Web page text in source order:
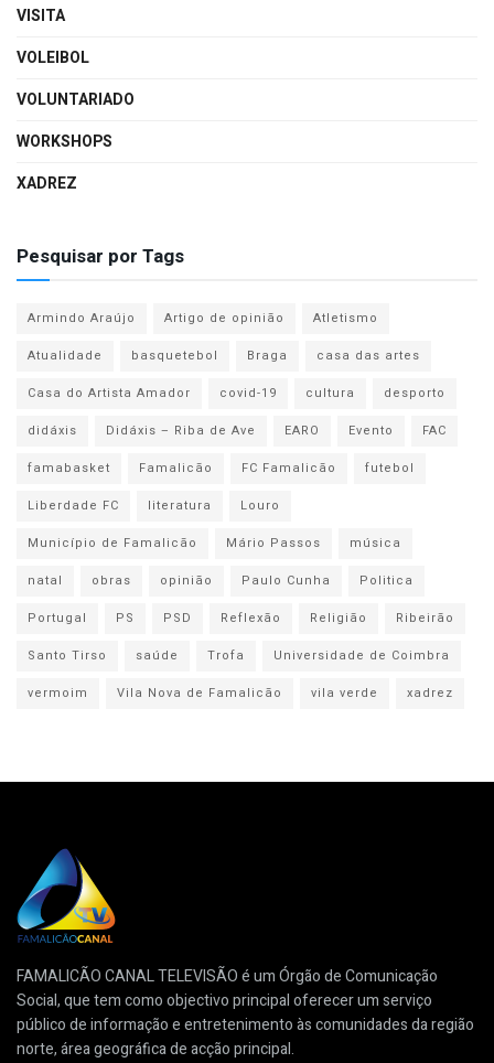
VISITA
VOLEIBOL
VOLUNTARIADO
WORKSHOPS
XADREZ
Pesquisar por Tags
Armindo Araújo Artigo de opinião
Atletismo
Atualidade
basquetebol Braga
casa das artes
Casa do Artista Amador
covid-19 cultura
desporto
didáxis
Didáxis – Riba de Ave EARO Evento
FAC
famabasket
Famalicão FC Famalicão
futebol
Liberdade FC
literatura
Louro
Município de Famalicão
Mário Passos
música
natal
obras opinião Paulo Cunha
Politica
Portugal
PS PSD Reflexão Religião
Ribeirão
Santo Tirso
saúde Trofa
Universidade de Coimbra
vermoim
Vila Nova de Famalicão vila verde xadrez
FAMALICÃO CANAL TELEVISÃO é um Órgão de Comunicação
Social, que tem como objectivo principal oferecer um serviço
público de informação e entretenimento às comunidades da região
norte, área geográfica de acção principal.